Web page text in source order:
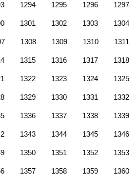
1294 1295 1296 1297
1301 1302 1303 1304
1308 1309 1310 1311
1315 1316 1317 1318
1322 1323 1324 1325
1329 1330 1331 1332
1336 1337 1338 1339
1343 1344 1345 1346
1350 1351 1352 1353
1357 1358 1359 1360